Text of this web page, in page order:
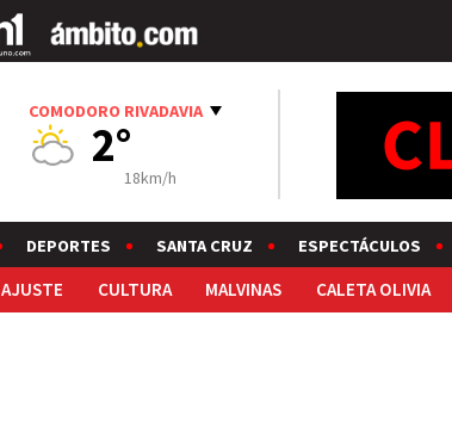
COMODORO RIVADAVIA
2°
18km/h
DEPORTES SANTA CRUZ ESPECTÁCULOS
AJUSTE CULTURA MALVINAS CALETA OLIVIA